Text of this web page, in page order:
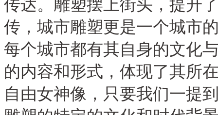
传达。 雕塑摆上街头 ， 提升
传 ， 城市雕塑更是一个城市
每个城市都有其自身的文化
的内容和形式 ， 体现了其所
自由女神像 ， 只要我们一提